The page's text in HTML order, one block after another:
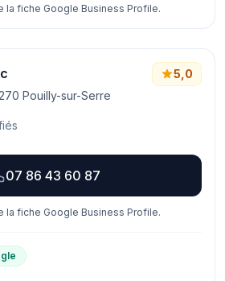
la fiche Google Business Profile.
Pouilly-sur-Serre
5,0
07 86 43 60 87
la fiche Google Business Profile.